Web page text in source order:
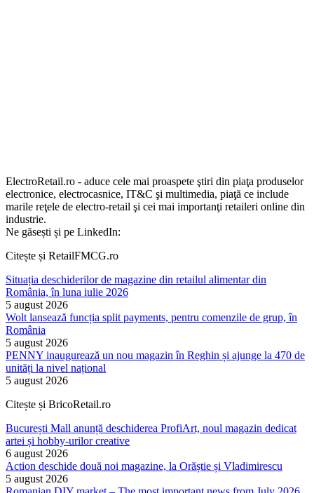
ElectroRetail.ro - aduce cele mai proaspete ştiri din piaţa produselor
electronice, electrocasnice, IT&C şi multimedia, piaţă ce include
marile reţele de electro-retail şi cei mai importanţi retaileri online din
industrie.
Ne găsești și pe LinkedIn:
Citește și RetailFMCG.ro
Situația deschiderilor de magazine din retailul alimentar din
România, în luna iulie 2026
5 august 2026
Wolt lansează funcția split payments, pentru comenzile de grup, în
România
5 august 2026
PENNY inaugurează un nou magazin în Reghin și ajunge la 470 de
unități la nivel național
5 august 2026
Citește și BricoRetail.ro
București Mall anunță deschiderea ProfiArt, noul magazin dedicat
artei și hobby-urilor creative
6 august 2026
Action deschide două noi magazine, la Orăștie și Vladimirescu
5 august 2026